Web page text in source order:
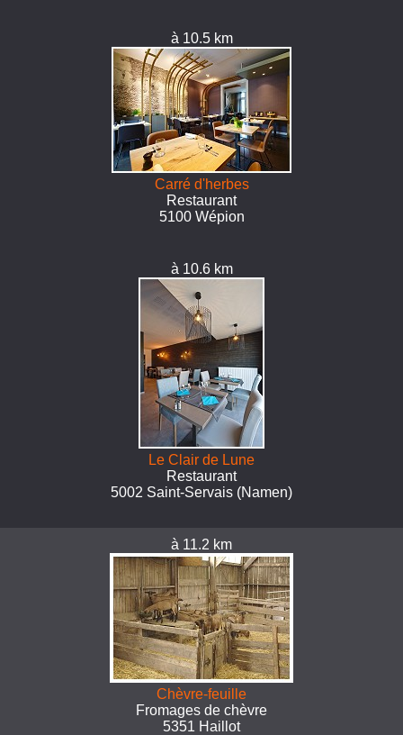
à 10.5 km
Carré d'herbes
Restaurant
5100 Wépion
à 10.6 km
Le Clair de Lune
Restaurant
5002 Saint-Servais (Namen)
à 11.2 km
Chèvre-feuille
Fromages de chèvre
5351 Haillot